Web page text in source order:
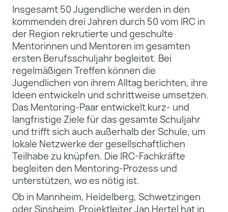
Insgesamt 50 Jugendliche werden in den
kommenden drei Jahren durch 50 vom IRC in
der Region rekrutierte und geschulte
Mentorinnen und Mentoren im gesamten
ersten Berufsschuljahr begleitet. Bei
regelmäßigen Treffen können die
Jugendlichen von ihrem Alltag berichten, ihre
Ideen entwickeln und schrittweise umsetzen.
Das Mentoring-Paar entwickelt kurz- und
langfristige Ziele für das gesamte Schuljahr
und trifft sich auch außerhalb der Schule, um
lokale Netzwerke der gesellschaftlichen
Teilhabe zu knüpfen. Die IRC-Fachkräfte
begleiten den Mentoring-Prozess und
unterstützen, wo es nötig ist.
Ob in Mannheim, Heidelberg, Schwetzingen
oder Sinsheim, Projektleiter Jan Hertel hat in